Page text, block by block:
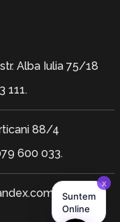
Alba Iulia 75/18
111.
88/4
600 033.